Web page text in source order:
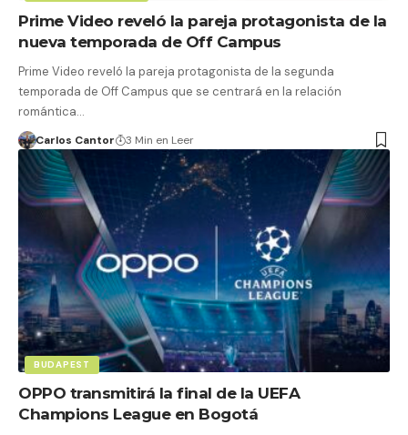
Prime Video reveló la pareja protagonista de la
nueva temporada de Off Campus
Prime Video reveló la pareja protagonista de la segunda
temporada de Off Campus que se centrará en la relación
romántica…
Carlos Cantor 3 Min en Leer
BUDAPEST
OPPO transmitirá la final de la UEFA
Champions League en Bogotá